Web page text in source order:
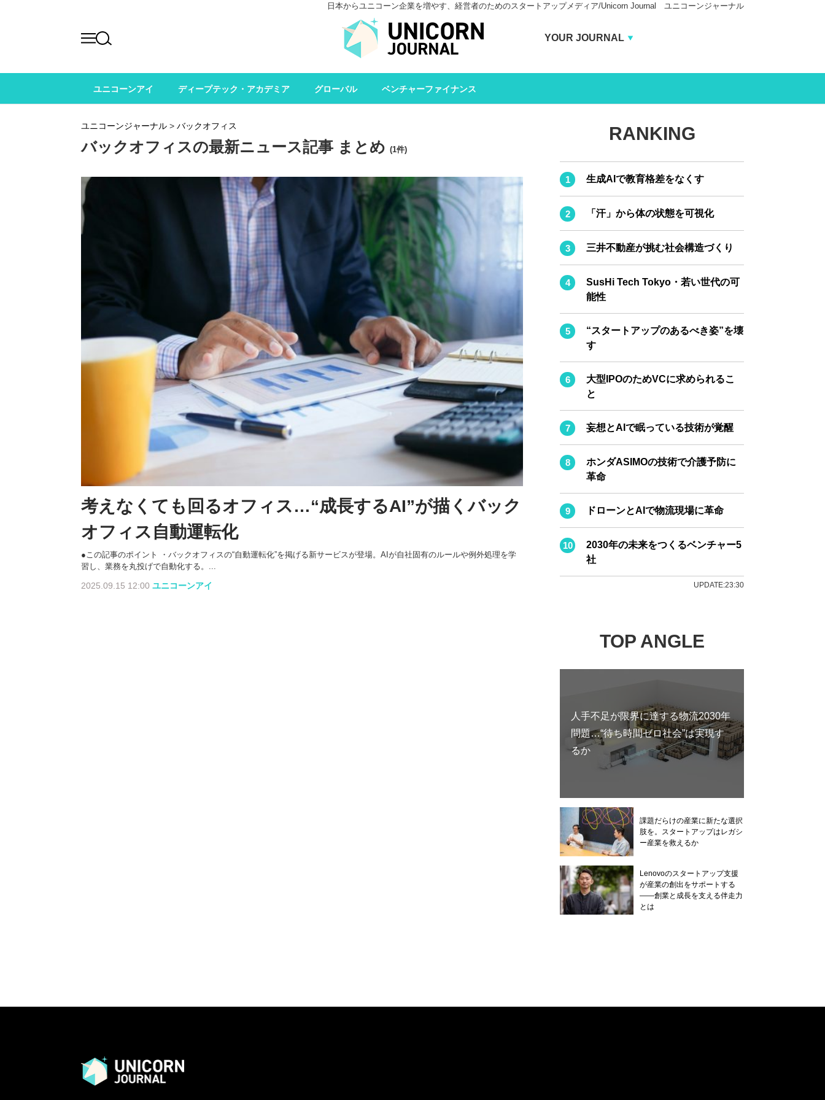
日本からユニコーン企業を増やす、経営者のためのスタートアップメディア/Unicorn Journal ユニコーンジャーナル
ユニコーンジャーナル Unicorn Journal
ユニコーンジャーナル > バックオフィス
バックオフィスの最新ニュース記事 まとめ (1件)
考えなくても回るオフィス…“成長するAI”が描くバック
オフィス自動運転化
●この記事のポイント ・バックオフィスの“自動運転化”を掲げる新サービスが登場。AIが自社固有のルールや例外処理を学
習し、業務を丸投げで自動化する。...
2025.09.15 12:00 ユニコーンアイ
RANKING
生成AIで教育格差をなくす
「汗」から体の状態を可視化
三井不動産が挑む社会構造づくり
SusHi Tech Tokyo・若い世代の可
能性
“スタートアップのあるべき姿”を壊
す
大型IPOのためVCに求められるこ
と
妄想とAIで眠っている技術が覚醒
ホンダASIMOの技術で介護予防に
革命
ドローンとAIで物流現場に革命
2030年の未来をつくるベンチャー5
社
UPDATE:23:30
TOP ANGLE
人手不足が限界に達する物流2030年
問題…“待ち時間ゼロ社会”は実現す
るか
課題だらけの産業に新たな選択
肢を。スタートアップはレガシ
ー産業を救えるか
Lenovoのスタートアップ支援
が産業の創出をサポートする
——創業と成長を支える伴走力
とは
ユニコーンアイ ディープテック・アカデミア グローバル ベンチャーファイナンス
YOUR JOURNAL
BUSINESS JOURNAL
ENERGY MANAGEMENT JOURNAL
INBOUND JOURNAL
AI JOURNAL
LIFE ENDING JOURNAL
REAL ESTATE BROKERAGE JOURNAL
SMART MARKETING JOURNAL
BPaaS JOURNAL
ADOPTABLE DOG JOURNAL